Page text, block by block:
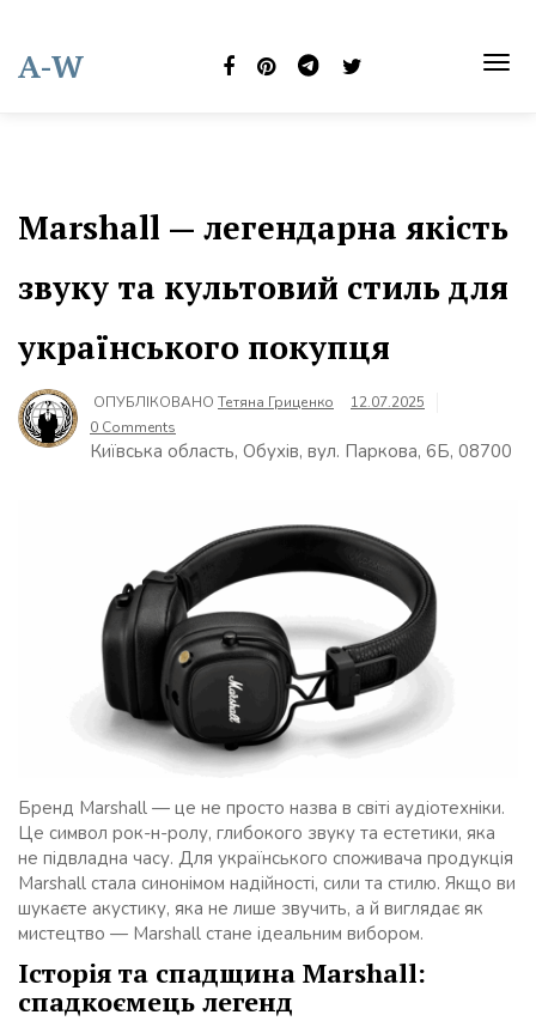
content
A-W
Marshall — легендарна якість
звуку та культовий стиль для
українського покупця
ОПУБЛІКОВАНО Тетяна Гриценко
12.07.2025
0 Comments
Київська область, Обухів, вул. Паркова, 6Б, 08700
Бренд Marshall — це не просто назва в світі аудіотехніки.
Це символ рок-н-ролу, глибокого звуку та естетики, яка
не підвладна часу. Для українського споживача продукція
Marshall стала синонімом надійності, сили та стилю. Якщо ви
шукаєте акустику, яка не лише звучить, а й виглядає як
мистецтво — Marshall стане ідеальним вибором.
Історія та спадщина Marshall:
спадкоємець легенд